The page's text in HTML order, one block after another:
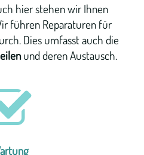
hier stehen wir Ihnen
führen Reparaturen für
Dies umfasst auch die
und deren Austausch.